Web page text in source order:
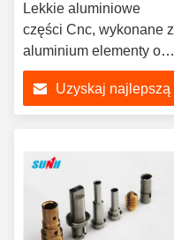
Lekkie aluminiowe
części Cnc, wykonane z
aluminium elementy o
wysokiej precyzji
Uzyskaj najlepszą